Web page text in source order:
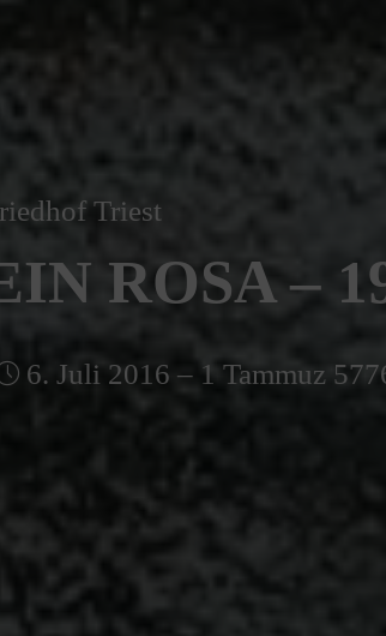
Triest
ROSA –
6. Juli 2016 – 1 Tammuz